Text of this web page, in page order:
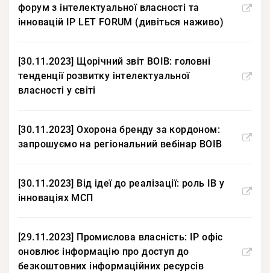
форум з інтелектуальної власності та
інновацій IP LET FORUM (дивіться наживо)
[30.11.2023] Щорічний звіт ВОІВ: головні
тенденції розвитку інтелектуальної
власності у світі
[30.11.2023] Охорона бренду за кордоном:
запрошуємо на регіональний вебінар ВОІВ
[30.11.2023] Від ідеї до реалізації: роль ІВ у
інноваціях МСП
[29.11.2023] Промислова власність: IP офіс
оновлює інформацію про доступ до
безкоштовних інформаційних ресурсів